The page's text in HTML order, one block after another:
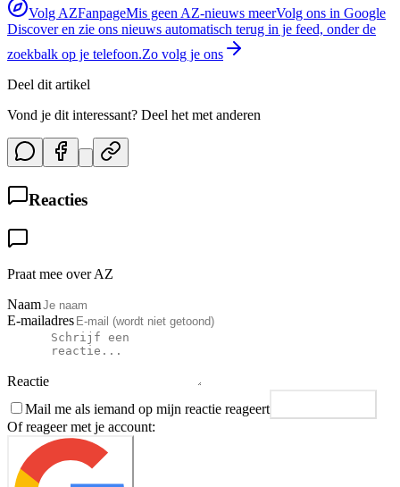
Volg AZFanpageMis geen AZ-nieuws meerVolg ons in Google
Discover en zie ons nieuws automatisch terug in je feed, onder de
zoekbalk op je telefoon.Zo volg je ons
Deel dit artikel
Vond je dit interessant? Deel het met anderen
Reacties
Praat mee over AZ
Naam
E-mailadres
Reactie
Mail me als iemand op mijn reactie reageert
Of reageer met je account: